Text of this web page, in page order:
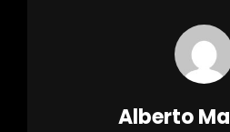
Autor:
Alberto